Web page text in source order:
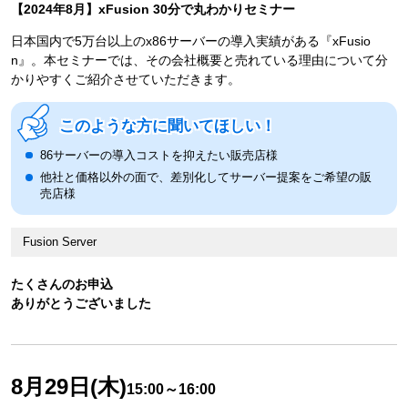
たくさんのお申込
ありがとうございました
【2024年8月】xFusion 30分で丸わかりセミナー
日本国内で5万台以上のx86サーバーの導入実績がある『xFusio
n』。本セミナーでは、その会社概要と売れている理由について分
かりやすくご紹介させていただきます。
このような方に聞いてほしい！
86サーバーの導入コストを抑えたい販売店様
他社と価格以外の面で、差別化してサーバー提案をご希望の販
売店様
Fusion Server
8月29日(木)15:00～16:00